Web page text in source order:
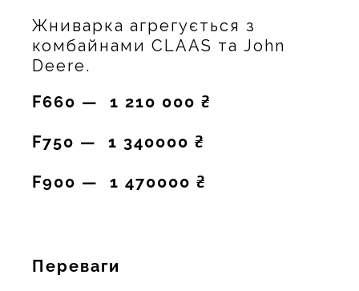
Жниварка агрегується з
комбайнами CLAAS та John
Deere.
F660 — 1 210 000 ₴
F750 — 1 340000 ₴
F900 — 1 470000 ₴
Переваги